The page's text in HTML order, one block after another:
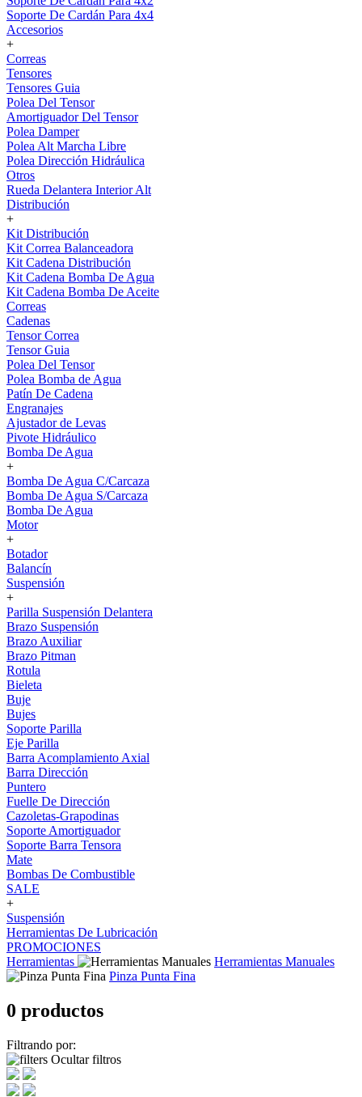
Soporte De Cardán Para 4x4
Accesorios
+
Correas
Tensores
Tensores Guia
Polea Del Tensor
Amortiguador Del Tensor
Polea Damper
Polea Alt Marcha Libre
Polea Dirección Hidráulica
Otros
Rueda Delantera Interior Alt
Distribución
+
Kit Distribución
Kit Correa Balanceadora
Kit Cadena Distribución
Kit Cadena Bomba De Agua
Kit Cadena Bomba De Aceite
Correas
Cadenas
Tensor Correa
Tensor Guia
Polea Del Tensor
Polea Bomba de Agua
Patín De Cadena
Engranajes
Ajustador de Levas
Pivote Hidráulico
Bomba De Agua
+
Bomba De Agua C/Carcaza
Bomba De Agua S/Carcaza
Bomba De Agua
Motor
+
Botador
Balancín
Suspensión
+
Parilla Suspensión Delantera
Brazo Suspensión
Brazo Auxiliar
Brazo Pitman
Rotula
Bieleta
Buje
Bujes
Soporte Parilla
Eje Parilla
Barra Acomplamiento Axial
Barra Dirección
Puntero
Fuelle De Dirección
Cazoletas-Grapodinas
Soporte Amortiguador
Soporte Barra Tensora
Mate
Bombas De Combustible
SALE
+
Suspensión
Herramientas De Lubricación
PROMOCIONES
Herramientas
Herramientas Manuales
Pinza Punta Fina
0 productos
Filtrando por:
Ocultar filtros